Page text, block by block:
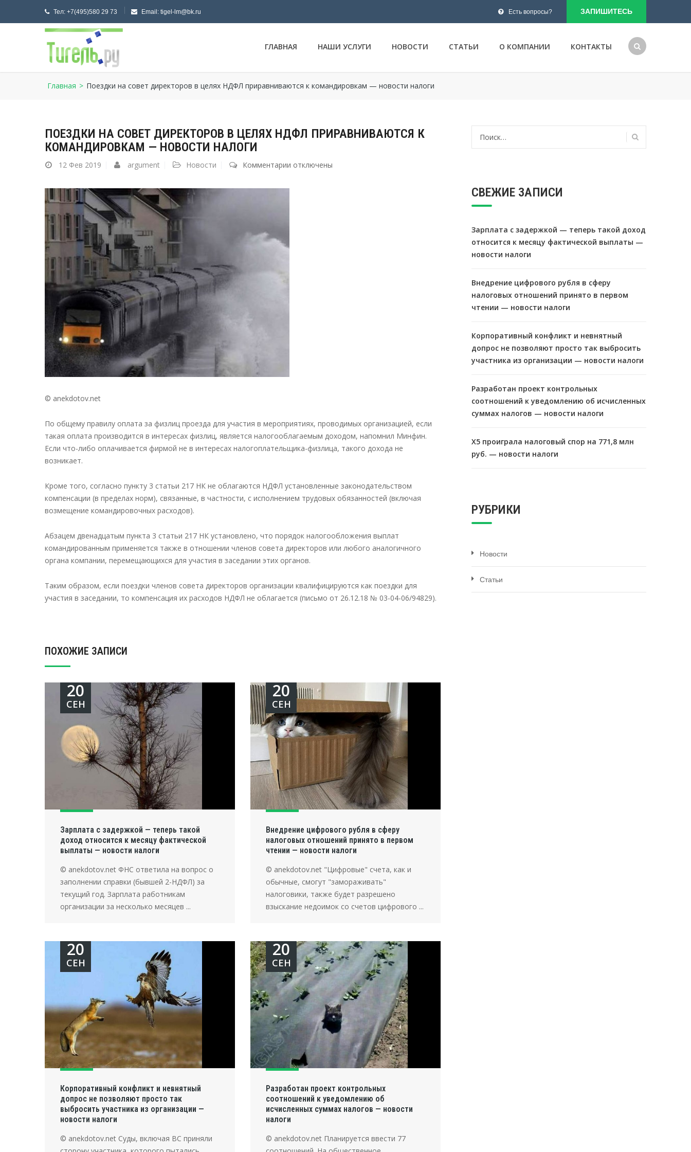
Тел: +7(495)580 29 73 Email: tigel-lm@bk.ru Есть вопросы? ЗАПИШИТЕСЬ
ГЛАВНАЯ НАШИ УСЛУГИ НОВОСТИ СТАТЬИ О КОМПАНИИ КОНТАКТЫ
Главная > Поездки на совет директоров в целях НДФЛ приравниваются к командировкам — новости налоги
ПОЕЗДКИ НА СОВЕТ ДИРЕКТОРОВ В ЦЕЛЯХ НДФЛ ПРИРАВНИВАЮТСЯ К
КОМАНДИРОВКАМ — НОВОСТИ НАЛОГИ
12 Фев 2019 argument Новости Комментарии котключены
© anekdotov.net
По общему правилу оплата за физлиц проезда для участия в мероприятиях, проводимых организацией, если
такая оплата производится в интересах физлиц, является налогооблагаемым доходом, напомнил Минфин.
Если что-либо оплачивается фирмой не в интересах налогоплательщика-физлица, такого дохода не
возникает.
Кроме того, согласно пункту 3 статьи 217 НК не облагаются НДФЛ установленные законодательством
компенсации (в пределах норм), связанные, в частности, с исполнением трудовых обязанностей (включая
возмещение командировочных расходов).
Абзацем двенадцатым пункта 3 статьи 217 НК установлено, что порядок налогообложения выплат
командированным применяется также в отношении членов совета директоров или любого аналогичного
органа компании, перемещающихся для участия в заседании этих органов.
Таким образом, если поездки членов совета директоров организации квалифицируются как поездки для
участия в заседании, то компенсация их расходов НДФЛ не облагается (письмо от 26.12.18 № 03-04-06/94829).
ПОХОЖИЕ ЗАПИСИ
Зарплата с задержкой — теперь такой
доход относится к месяцу фактической
выплаты — новости налоги
20
СЕН
© anekdotov.net ФНС ответила на вопрос о
заполнении справки (бывшей 2-НДФЛ) за
текущий год. Зарплата работникам
организации за несколько месяцев ...
Внедрение цифрового рубля в сферу
налоговых отношений принято в первом
чтении — новости налоги
20
СЕН
© anekdotov.net "Цифровые" счета, как и
обычные, смогут "замораживать"
налоговики, также будет разрешено
взыскание недоимок со счетов цифрового ...
Корпоративный конфликт и невнятный
допрос не позволяют просто так
выбросить участника из организации —
новости налоги
20
СЕН
© anekdotov.net Суды, включая ВС приняли
Разработан проект контрольных
соотношений к уведомлению об
исчисленных суммах налогов — новости
налоги
20
СЕН
© anekdotov.net Планируется ввести 77
СВЕЖИЕ ЗАПИСИ
Зарплата с задержкой — теперь такой доход
относится к месяцу фактической выплаты —
новости налоги
Внедрение цифрового рубля в сферу
налоговых отношений принято в первом
чтении — новости налоги
Корпоративный конфликт и невнятный
допрос не позволяют просто так выбросить
участника из организации — новости налоги
Разработан проект контрольных
соотношений к уведомлению об исчисленных
суммах налогов — новости налоги
X5 проиграла налоговый спор на 771,8 млн
руб. — новости налоги
РУБРИКИ
Новости
Статьи